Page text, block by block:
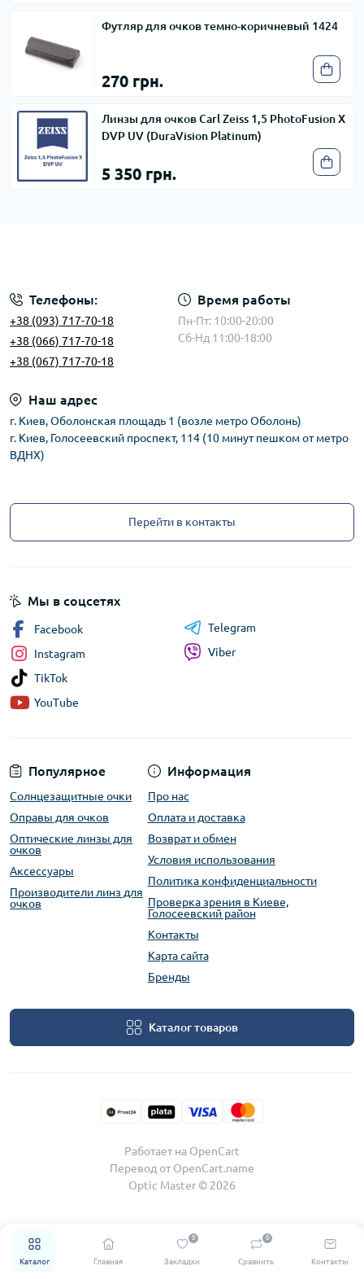
Каталог Главная Закладки
0
Сравнить
0
Контакты
Футляр для очков темно-коричневый 1424
270 грн.
Линзы для очков Carl Zeiss 1,5 PhotoFusion X
DVP UV (DuraVision Platinum)
5 350 грн.
Телефоны:
+38 (093) 717-70-18
+38 (066) 717-70-18
+38 (067) 717-70-18
Время работы
Пн-Пт: 10:00-20:00
Сб-Нд 11:00-18:00
Наш адрес
г. Киев, Оболонская площадь 1 (возле метро Оболонь)
г. Киев, Голосеевский проспект, 114 (10 минут пешком от метро
ВДНХ)
Перейти в контакты
Популярное
Солнцезащитные очки
Оправы для очков
Оптические линзы для
очков
Аксессуары
Производители линз для
очков
Информация
Про нас
Оплата и доставка
Возврат и обмен
Условия использования
Политика конфиденциальности
Проверка зрения в Киеве,
Голосеевский район
Контакты
Карта сайта
Бренды
Каталог товаров
Мы в соцсетях
Facebook
Instagram
TikTok
YouTube
Telegram
Viber
Работает на OpenCart
Перевод отOpenCart.name
Optic Master © 2026